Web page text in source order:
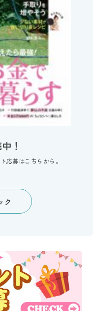
！
応募はこちらから。
ク